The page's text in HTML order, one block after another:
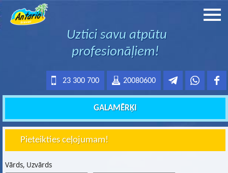
Uztici savu atpūtu
profesionāļiem!
20080600
23 300 700
GALAMĒRĶI
Pieteikties ceļojumam!
Vārds, Uzvārds